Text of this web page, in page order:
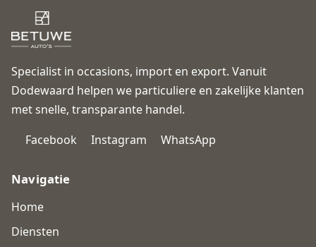
Specialist in occasions, import en export. Vanuit
Dodewaard helpen we particuliere en zakelijke klanten
met snelle, transparante handel.
Facebook
Instagram WhatsApp
Navigatie
Home
Diensten